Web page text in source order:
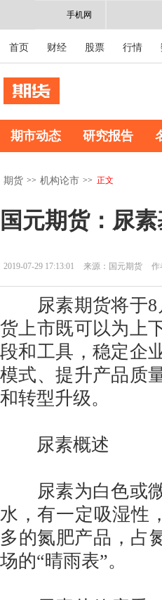
手机网
首页 财经 股票 行情
期市动态 研究报告
期货 >> 机构论市 >> 正文
国元期货：尿
2019-07-29 17:13:01 来源：国元期货 作
尿素期货将于8
货上市既可以为上
段和工具，稳定企
模式、提升产品质
和转型升级。
尿素概述
尿素为白色或微
水，有一定吸湿性
多的氮肥产品，占
场的“晴雨表”。